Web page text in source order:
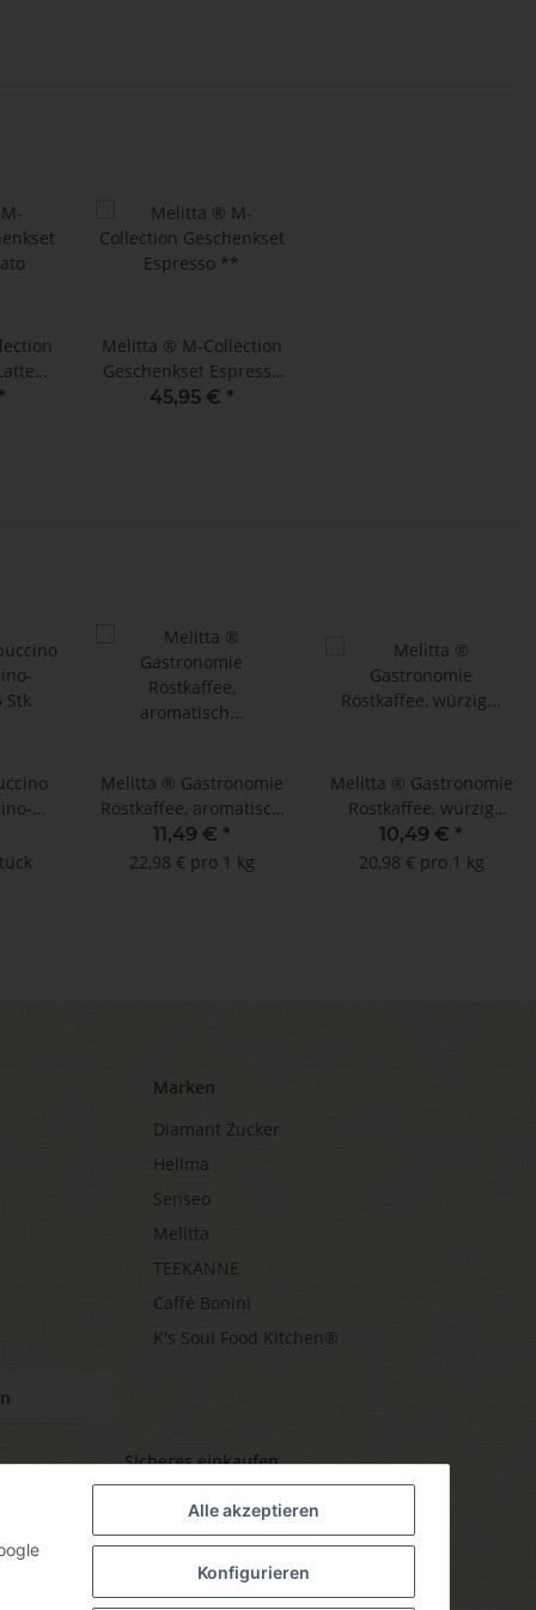
Alle akzeptieren
Konfigurieren
Melitta ® M-Collection
Geschenkset Espresso
**
45,95 € *
Melitta ® Gastronomie
Röstkaffee, aromatisch
mild 500 g
11,49 € *
22,98 € pro 1 kg
Melitta ® Gastronomie
Röstkaffee, würzig
ergiebig 500 g
10,49 € *
20,98 € pro 1 kg
Marken
Diamant Zucker
Hellma
Senseo
Melitta
TEEKANNE
Caffè Bonini
K's Soul Food Kitchen®
Sicheres einkaufen